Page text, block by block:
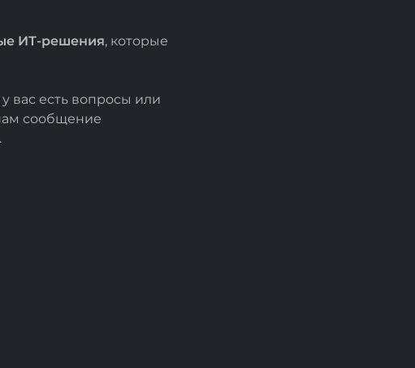
ИТ-решения, которые
вас есть вопросы или
сообщение
.